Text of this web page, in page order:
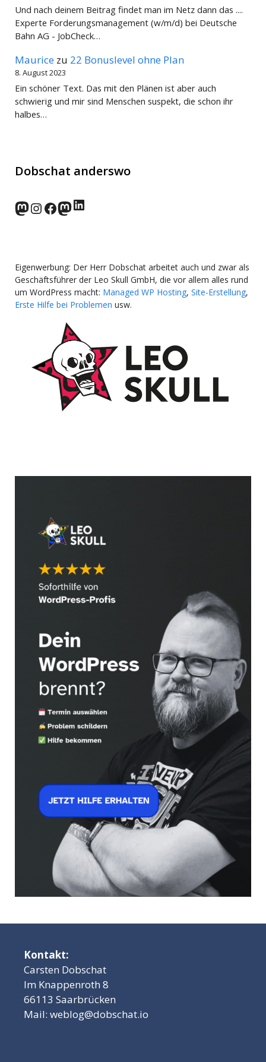
Und nach deinem Beitrag findet man im Netz dann das ....
Experte Forderungsmanagement (w/m/d) bei Deutsche
Bahn AG - JobCheck…
Maurice zu 22 Bonuslevel ohne Plan
8. August 2023
Ein schöner Text. Das mit den Plänen ist aber auch
schwierig und mir sind Menschen suspekt, die schon ihr
halbes…
Dobschat anderswo
norden.social
Instagram
Facebook
wp-punks.social
LinkedIn
Eigenwerbung: Der Herr Dobschat arbeitet auch und zwar als
Geschäftsführer der Leo Skull GmbH, die vor allem alles rund
um WordPress macht: Managed WP Hosting, Site-Erstellung,
Erste Hilfe bei Problemen usw.
Kontakt:
Carsten Dobschat
Im Knappenroth 8
66113 Saarbrücken
Mail: weblog@dobschat.io